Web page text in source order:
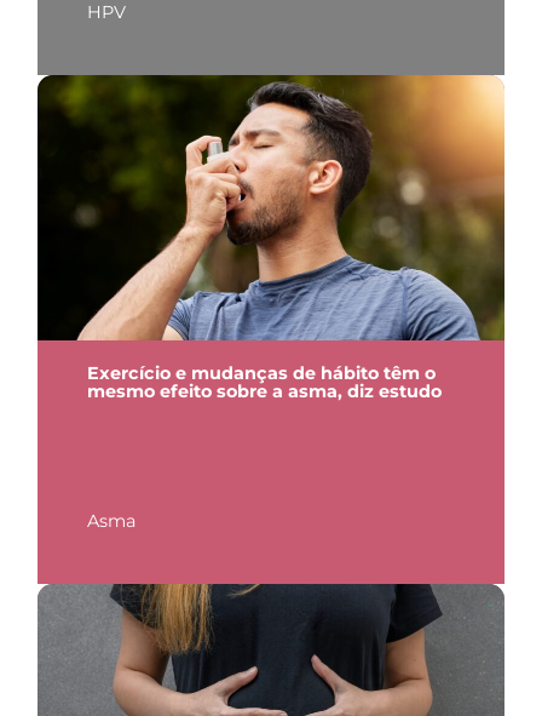
HPV
Exercício e mudanças de hábito têm o
mesmo efeito sobre a asma, diz estudo
Asma